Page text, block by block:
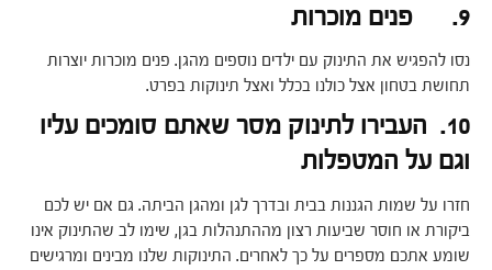
9. פנים מוכרות
נסו להפגיש את התינוק עם ילדים נוספים מהגן. פנים מוכרות יוצרות
תחושת בטחון אצל כולנו בכלל ואצל תינוקות בפרט.
10. העבירו לתינוק מסר שאתם סומכים עליו
וגם על המטפלות
חזרו על שמות הגננות בבית ובדרך לגן ומהגן הביתה. גם אם יש לכם
ביקורת או חוסר שביעות רצון מההתנהלות בגן, שימו לב שהתינוק אינו
שומע אתכם מספרים על כך לאחרים. התינוקות שלנו מבינים ומרגישים